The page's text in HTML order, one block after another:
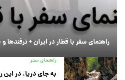
راهنمای سفر با قطار در ایران +
راهنمای سفر
به جای دریا، در